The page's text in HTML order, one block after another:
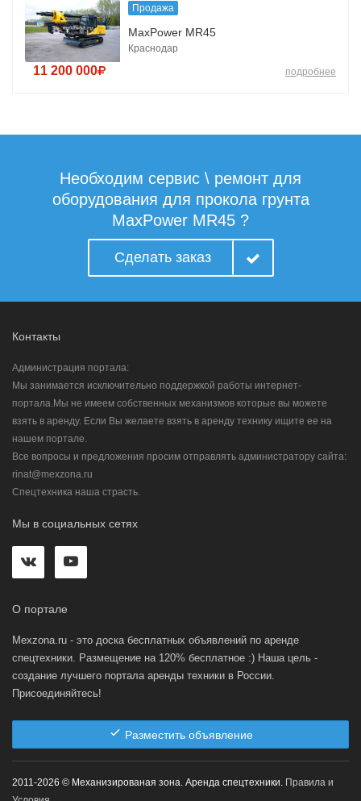
Продажа
MaxPower MR45
Краснодар
11 200 000 подробнее
Необходим сервис \ ремонт для
оборудования для прокола грунта
MaxPower MR45 ?
Сделать заказ
Контакты
Администрация портала:
Мы занимается исключительно поддержкой работы интернет-
портала.Мы не имеем собственных механизмов которые вы можете
взять в аренду. Если Вы желаете взять в аренду технику ищите ее на
нашем портале.
Все вопросы и предложения просим отправлять администратору сайта:
rinat@mexzona.ru
Спецтехника наша страсть.
Мы в социальных сетях
О портале
Mexzona.ru - это доска бесплатных объявлений по аренде
спецтехники. Размещение на 120% бесплатное :) Наша цель -
создание лучшего портала аренды техники в России.
Присоединяйтесь!
Разместить объявление
2011-2026 © Механизированая зона. Аренда спецтехники. Правила и